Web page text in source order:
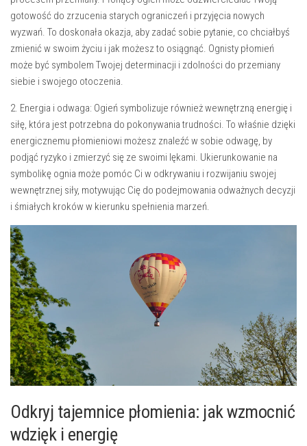
gotowość do zrzucenia starych ograniczeń i przyjęcia nowych
wyzwań. To doskonała okazja, aby⁢ zadać‍ sobie pytanie, co chciałbyś
zmienić w swoim życiu i jak możesz to osiągnąć.‍ Ognisty płomień
⁤może‌ być​ symbolem Twojej determinacji i zdolności do przemiany
siebie i swojego otoczenia.
2. Energia i odwaga: Ogień symbolizuje również wewnętrzną energię i
siłę, która jest potrzebna do pokonywania trudności. To właśnie ‌dzięki​
energicznemu ‌płomieniowi możesz znaleźć w sobie odwagę, by⁣
podjąć⁤ ryzyko ⁣i zmierzyć⁤ się ze swoimi lękami. Ukierunkowanie na
symbolikę ognia może pomóc Ci w odkrywaniu i rozwijaniu swojej
wewnętrznej siły, motywując Cię⁢ do podejmowania odważnych decyzji
i śmiałych kroków ⁢w kierunku spełnienia marzeń.
Odkryj tajemnice płomienia: jak ​wzmocnić
wdzięk ​i energię